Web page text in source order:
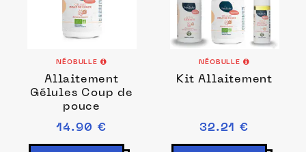
NÉOBULLE
Allaitement
Gélules Coup de
pouce
14.90 €
NÉOBULLE
Kit Allaitement
32.21 €